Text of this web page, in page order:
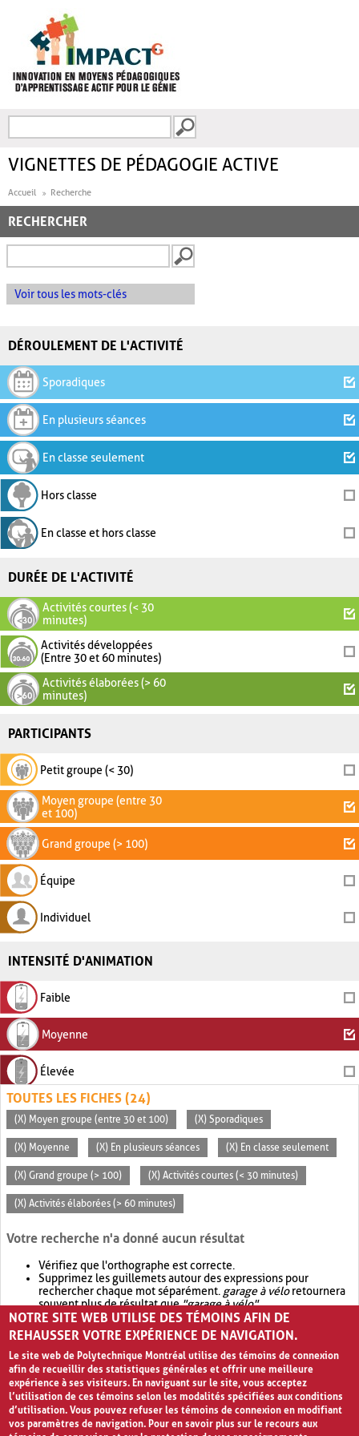
FORMULAIRE DE
VIGNETTES DE PÉDAGOGIE ACTIVE
Accueil Recherche
RECHERCHER
Voir tous les mots-clés
DÉROULEMENT DE L'ACTIVITÉ
Sporadiques
En plusieurs séances
En classe seulement
Hors classe
En classe et hors classe
DURÉE DE L'ACTIVITÉ
Activités courtes (< 30
minutes)
Activités développées
(Entre 30 et 60 minutes)
Activités élaborées (> 60
minutes)
PARTICIPANTS
Petit groupe (< 30)
Moyen groupe (entre 30
et 100)
Grand groupe (> 100)
Équipe
Individuel
INTENSITÉ D'ANIMATION
Faible
Moyenne
Élevée
TOUTES LES FICHES (24)
(X) Moyen groupe (entre 30 et 100) (X) Sporadiques
(X) Moyenne (X) En plusieurs séances (X) En classe seulement
(X) Grand groupe (> 100) (X) Activités courtes (< 30 minutes)
(X) Activités élaborées (> 60 minutes)
Votre recherche n'a donné aucun résultat
Vérifiez que l'orthographe est correcte.
Supprimez les guillemets autour des expressions pour
rechercher chaque mot séparément. garage à véloretournera
souvent plus de résultat que"garage à vélo".
Envisagez d'élargir votre recherche avec OR.garage OR vélo
retournera souvent plus de résultat quegarage à vélo
NOTRE SITE WEB UTILISE DES TÉMOINS AFIN DE
REHAUSSER VOTRE EXPÉRIENCE DE NAVIGATION.
Le site web de Polytechnique Montréal utilise des témoins de connexion
afin de recueillir des statistiques générales et offrir une meilleure
expérience à ses visiteurs. En naviguant sur le site, vous acceptez
l’utilisation de ces témoins selon les modalités spécifiées aux conditions
d’utilisation. Vous pouvez refuser les témoins de connexion en modifiant
vos paramètres de navigation. Pour en savoir plus sur le recours aux